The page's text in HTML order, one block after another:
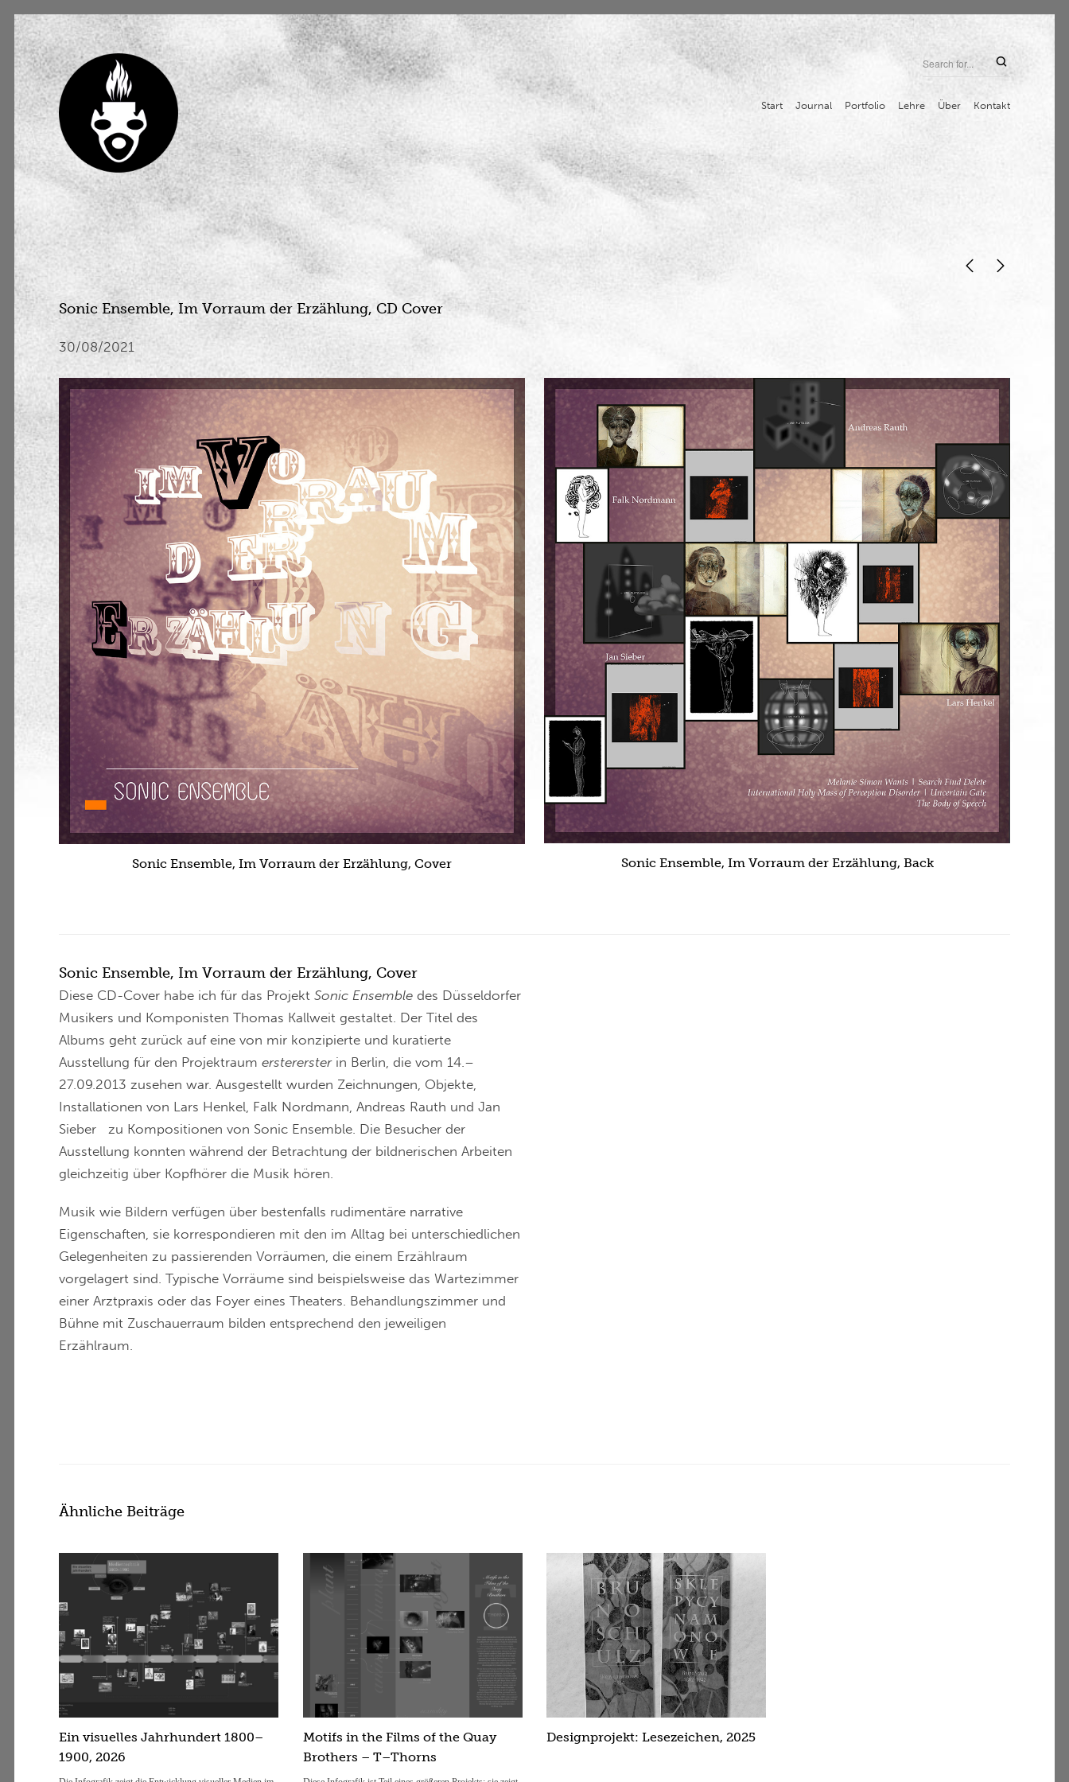
Start Journal Portfolio Lehre Über Kontakt
Sonic Ensemble, Im Vorraum der Erzählung, CD Cover
30/08/2021
Sonic Ensemble, Im Vorraum der Erzählung, Cover Sonic Ensemble, Im Vorraum der Erzählung, Back
Sonic Ensemble, Im Vorraum der Erzählung, Cover
Diese CD-Cover habe ich für das Projekt Sonic Ensemble des Düsseldorfer
Musikers und Komponisten Thomas Kallweit gestaltet. Der Titel des
Albums geht zurück auf eine von mir konzipierte und kuratierte
Ausstellung für den Projektraum ersterersterin Berlin, die vom 14.–
27.09.2013 zusehen war. Ausgestellt wurden Zeichnungen, Objekte,
Installationen von Lars Henkel, Falk Nordmann, Andreas Rauth und Jan
Sieber zu Kompositionen von Sonic Ensemble. Die Besucher der
Ausstellung konnten während der Betrachtung der bildnerischen Arbeiten
gleichzeitig über Kopfhörer die Musik hören.
Musik wie Bildern verfügen über bestenfalls rudimentäre narrative
Eigenschaften, sie korrespondieren mit den im Alltag bei unterschiedlichen
Gelegenheiten zu passierenden Vorräumen, die einem Erzählraum
vorgelagert sind. Typische Vorräume sind beispielsweise das Wartezimmer
einer Arztpraxis oder das Foyer eines Theaters. Behandlungszimmer und
Bühne mit Zuschauerraum bilden entsprechend den jeweiligen
Erzählraum.
Ähnliche Beiträge
Ein visuelles Jahrhundert 1800–
1900, 2026
Motifs in the Films of the Quay
Brothers – T–Thorns
Designprojekt: Lesezeichen, 2025